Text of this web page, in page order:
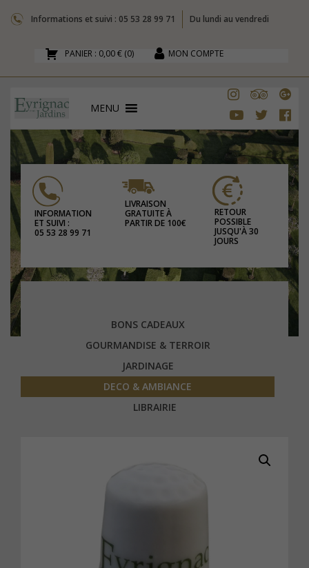
Informations et suivi : 05 53 28 99 71 Du lundi au vendredi
PANIER : 0,00 € (0) MON COMPTE
MENU
INFORMATION
ET SUIVI :
05 53 28 99 71
LIVRAISON
GRATUITE À
PARTIR DE 100€
RETOUR
POSSIBLE
JUSQU'À 30
JOURS
BONS CADEAUX
GOURMANDISE & TERROIR
JARDINAGE
DECO & AMBIANCE
LIBRAIRIE